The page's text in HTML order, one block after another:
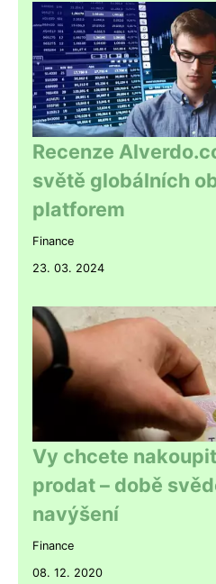
Recenze
světě globálních
platforem
Finance
23. 03. 2024
Vy chcete
prodat – době
navýšení
Finance
08. 12. 2020